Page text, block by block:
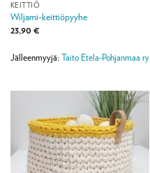
KEITTIÖ
Wiljami-keittiöpyyhe
23,90 €
Jälleenmyyjä: Taito Etela-Pohjanmaa ry